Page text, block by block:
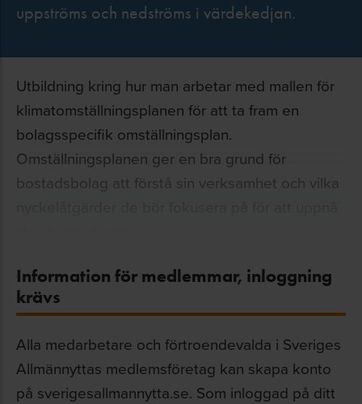
uppströms och nedströms i värdekedjan.
Utbildning kring hur man arbetar med mallen för
klimatomställningsplanen för att ta fram en
bolagsspecifik omställningsplan.
Omställningsplanen ger en bra grund för
bostadsbolag att förstå sin verksamhet och vilka
Information för medlemmar, inloggning
krävs
Alla medarbetare och förtroendevalda i Sveriges
Allmännyttas medlemsföretag kan skapa konto
på sverigesallmannytta.se. Som inloggad på ditt